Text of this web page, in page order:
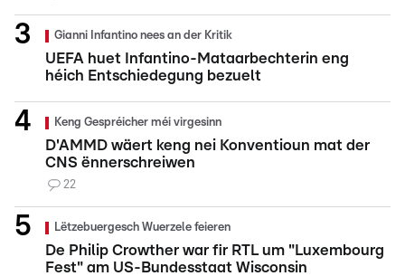
Gianni Infantino nees an der Kritik
UEFA huet Infantino-Mataarbechterin eng
héich Entschiedegung bezuelt
Keng Gespréicher méi virgesinn
D'AMMD wäert keng nei Konventioun mat der
CNS ënnerschreiwen
22
Lëtzebuergesch Wuerzele feieren
De Philip Crowther war fir RTL um "Luxembourg
Fest" am US-Bundesstaat Wisconsin